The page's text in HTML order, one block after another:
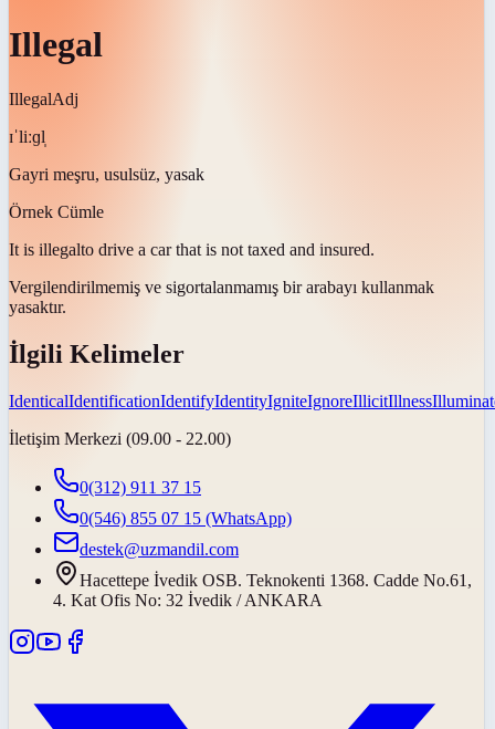
Illegal
IllegalAdj
ɪˈliːɡl̩
Gayri meşru, usulsüz, yasak
Örnek Cümle
It is illegalto drive a car that is not taxed and insured.
Vergilendirilmemiş ve sigortalanmamış bir arabayı kullanmak
yasaktır.
İlgili Kelimeler
IdenticalIdentificationIdentifyIdentityIgniteIgnoreIllicitIllness
İletişim Merkezi (09.00 - 22.00)
0(312) 911 37 15
0(546) 855 07 15 (WhatsApp)
destek@uzmandil.com
Hacettepe İvedik OSB. Teknokenti 1368. Cadde No.61,
4. Kat Ofis No: 32 İvedik / ANKARA